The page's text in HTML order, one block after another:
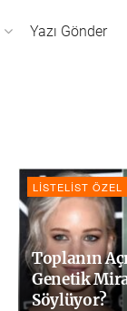
Yazı Gönder
LISTELIST ÖZEL
Toplanın
Genetik
Söylüyor?